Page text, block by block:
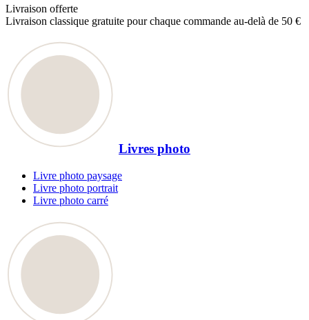
Livraison offerte
Livraison classique gratuite pour chaque commande au-delà de 50 €
Livres photo
Livre photo paysage
Livre photo portrait
Livre photo carré